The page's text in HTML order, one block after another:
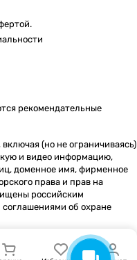
рекомендательные
(но не ограничиваясь)
и видео информацию,
доменное имя, фирменное
права и прав на
российским
об охране